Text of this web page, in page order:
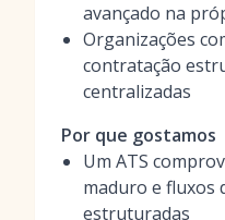
avançado na
Organizações
contratação
centralizadas
Por que gostamos
Um ATS
maduro e fluxos
estruturadas